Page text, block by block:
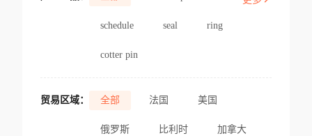
schedule seal ring
cotter pin
贸易区域： 全部 法国 美国
俄罗斯 比利时 加拿大